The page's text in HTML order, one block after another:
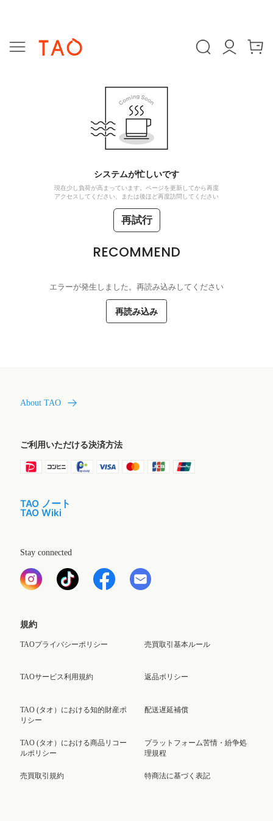
システムが忙しいです
現在少し負荷が高まっています。ページを更新してから再度
アクセスしてください、または後ほど再度訪問してください
再試行
RECOMMEND
エラーが発生しました。再読み込みしてください
再読み込み
About TAO
ご利用いただける決済方法
TAO ノート
TAO Wiki
Stay connected
規約
TAOプライバシーポリシー
TAOサービス利用規約
TAO (タオ）における知的財産ポ
リシー
TAO (タオ）における商品リコー
ルポリシー
売買取引規約
売買取引基本ルール
返品ポリシー
配送遅延補償
プラットフォーム苦情・紛争処
理規程
特商法に基づく表記